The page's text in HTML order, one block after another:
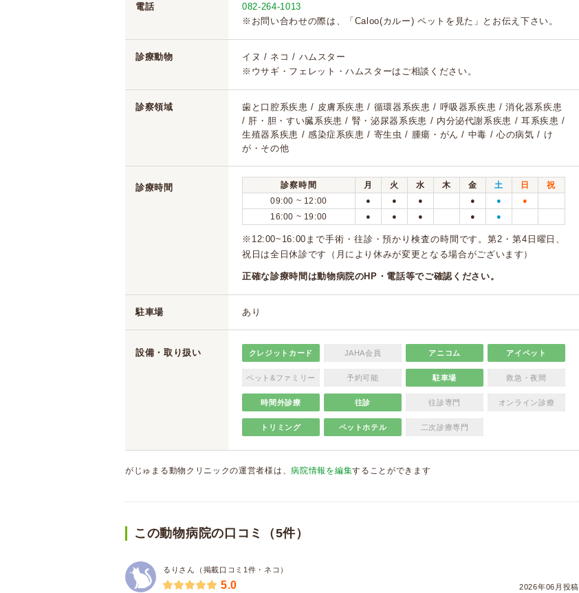
電話
082-264-1013
※お問い合わせの際は、「Caloo(カルー) ペットを見た」とお伝え下さい。
診療動物
イヌ / ネコ / ハムスター
※ウサギ・フェレット・ハムスターはご相談ください。
診察領域
歯と口腔系疾患 / 皮膚系疾患 / 循環器系疾患 / 呼吸器系疾患 / 消化器系疾患
/ 肝・胆・すい臓系疾患 / 腎・泌尿器系疾患 / 内分泌代謝系疾患 / 耳系疾患 /
生殖器系疾患 / 感染症系疾患 / 寄生虫 / 腫瘍・がん / 中毒 / 心の病気 / け
が・その他
診療時間 診察時間 月 火 水 木 金 土 日
祝
09:00 ~ 12:00
● ● ● ● ● ●
16:00 ~ 19:00 ● ● ● ● ●
※12:00~16:00まで手術・往診・預かり検査の時間です。第2・第4日曜日、
祝日は全日休診です（月により休みが変更となる場合がございます）
正確な診療時間は動物病院のHP・電話等でご確認ください。
駐車場 あり
設備・取り扱い クレジットカード JAHA会員 アニコム アイペット
ペット&ファミリー 予約可能 駐車場 救急・夜間
時間外診療 往診 往診専門 オンライン診療
トリミング ペットホテル 二次診療専門
がじゅまる動物クリニックの運営者様は、病院情報を編集することができます
この動物病院の口コミ（5件）
るりさん（掲載口コミ1件・ネコ）
2026年06月投稿
5.0